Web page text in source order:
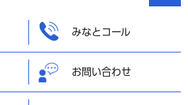
みなとコール
お問い合わせ